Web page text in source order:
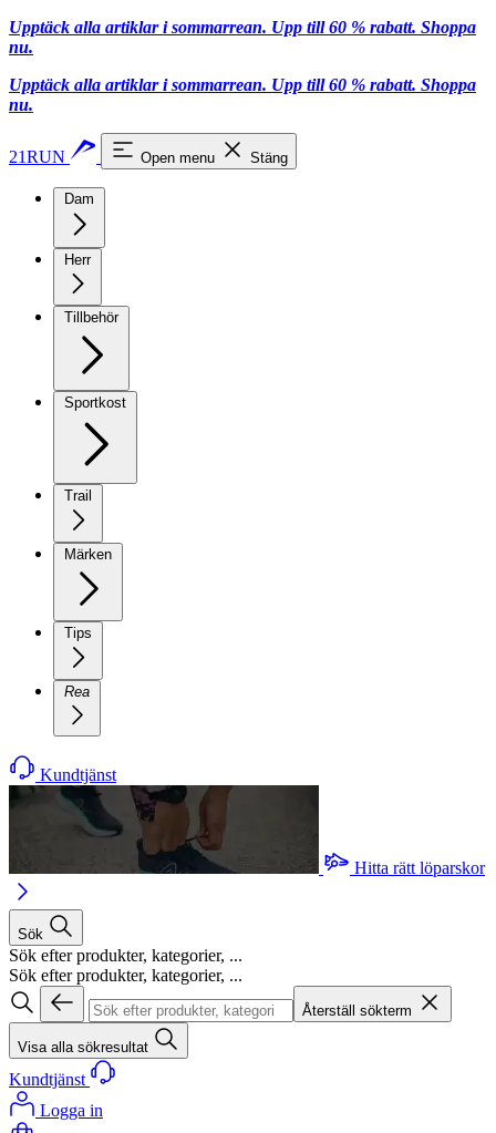
Upptäck alla artiklar i sommarrean. Upp till 60 % rabatt. Shoppa
nu.
Upptäck alla artiklar i sommarrean. Upp till 60 % rabatt. Shoppa
nu.
21RUN Open menu Stäng
Dam
Herr
Tillbehör
Sportkost
Trail
Märken
Tips
Rea
Kundtjänst
Hitta rätt löparskor
Sök
Sök efter produkter, kategorier, ...
Sök efter produkter, kategorier, ...
Återställ sökterm
Visa alla sökresultat
Kundtjänst
Logga in